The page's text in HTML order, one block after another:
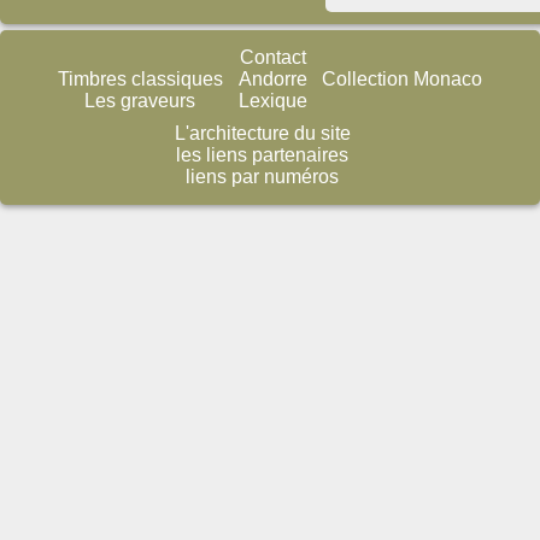
Timbres classiques
Les graveurs
Contact
Andorre
Lexique
Collection Monaco
L'architecture du site
les liens partenaires
liens par numéros